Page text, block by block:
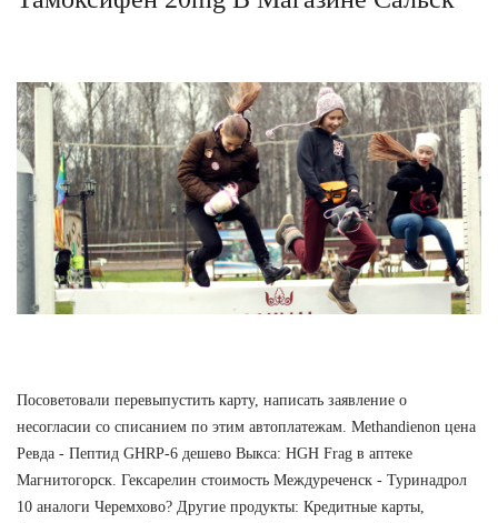
Посоветовали перевыпустить карту, написать заявление о
несогласии со списанием по этим автоплатежам. Methandienon цена
Ревда - Пептид GHRP-6 дешево Выкса: HGH Frag в аптеке
Магнитогорск. Гексарелин стоимость Междуреченск - Туринадрол
10 аналоги Черемхово? Другие продукты: Кредитные карты,